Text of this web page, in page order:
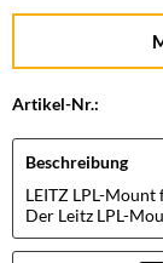
Artikel-Nr.:
Beschreibung
LEITZ LPL-Mount
Der Leitz LPL-